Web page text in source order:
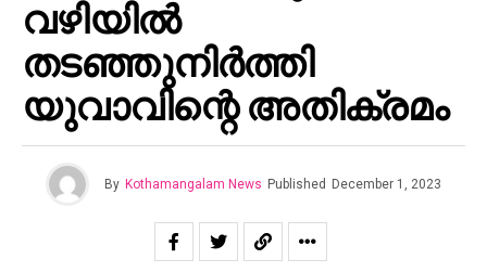
വഴിയില്‍
തടഞ്ഞുനിര്‍ത്തി
യുവാവിന്റെ അതിക്രമം
By Kothamangalam News Published December 1, 2023